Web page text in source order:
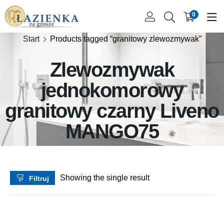
0
Start Products tagged “granitowy zlewozmywak”
Zlewozmywak
jednokomorowy
granitowy czarny Liveno
MANGO75
Filtruj Showing the single result